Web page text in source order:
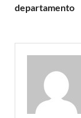
departamento